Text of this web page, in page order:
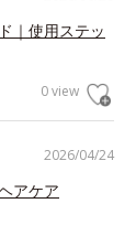
｜使用ステッ
0 view
2026/04/24
アケア